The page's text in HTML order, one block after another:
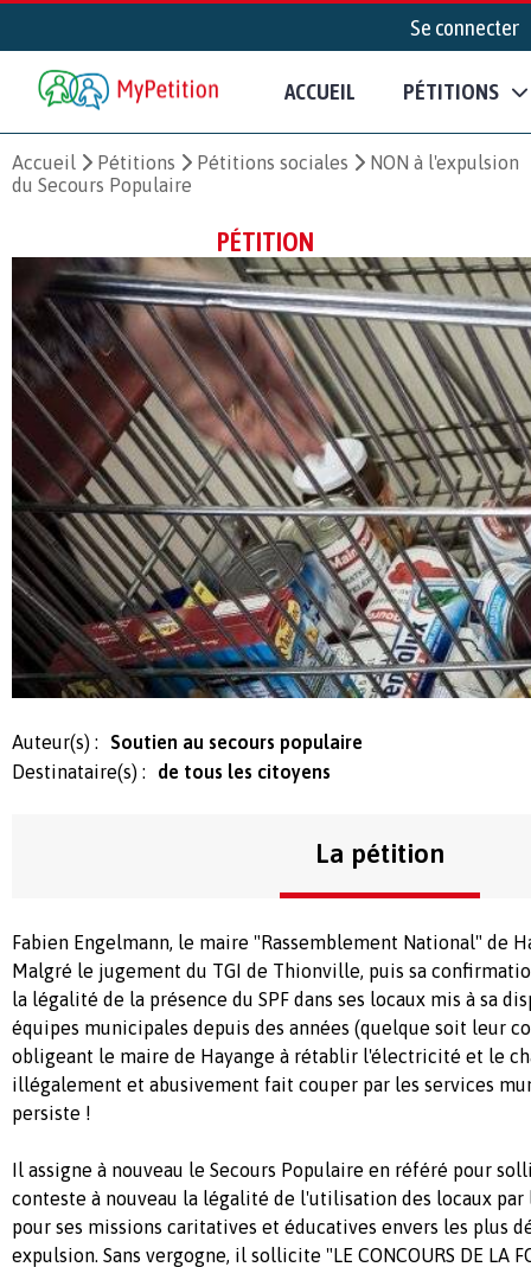
Se connecter
ACCUEIL PÉTITIONS
Accueil Pétitions Pétitions sociales
NON à l'expulsion
du Secours Populaire
PÉTITION
Auteur(s) :
Soutien au secours populaire
Destinataire(s) :
de tous les citoyens
La pétition
Fabien Engelmann, le maire "Rassemblement National" de
Malgré le jugement du TGI de Thionville, puis sa
la légalité de la présence du SPF dans ses locaux mis à sa
équipes municipales depuis des années (quelque soit leur
obligeant le maire de Hayange à rétablir l'électricité et le
illégalement et abusivement fait couper par les services
persiste !
Il assigne à nouveau le Secours Populaire en référé pour
conteste à nouveau la légalité de l'utilisation des locaux par
pour ses missions caritatives et éducatives envers les plus
expulsion. Sans vergogne, il sollicite "LE CONCOURS DE LA